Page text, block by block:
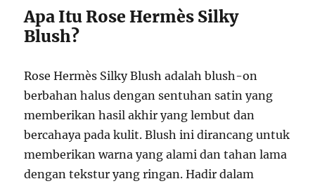
Apa Itu Rose Hermès Silky
Blush?
Rose Hermès Silky Blush adalah blush-on
berbahan halus dengan sentuhan satin yang
memberikan hasil akhir yang lembut dan
bercahaya pada kulit. Blush ini dirancang untuk
memberikan warna yang alami dan tahan lama
dengan tekstur yang ringan. Hadir dalam